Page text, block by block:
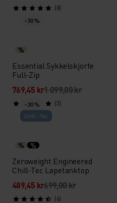
(8)
-30 %
%
Essential Sykkelskjorte
Full-Zip
769,45 kr1 099,00 kr
(3)
-30 %
Chill-Tec
% %
Zeroweight Engineered
Chill-Tec Løpetanktop
489,45 kr699,00 kr
(6)